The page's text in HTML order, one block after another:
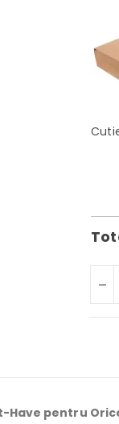
Have pentru